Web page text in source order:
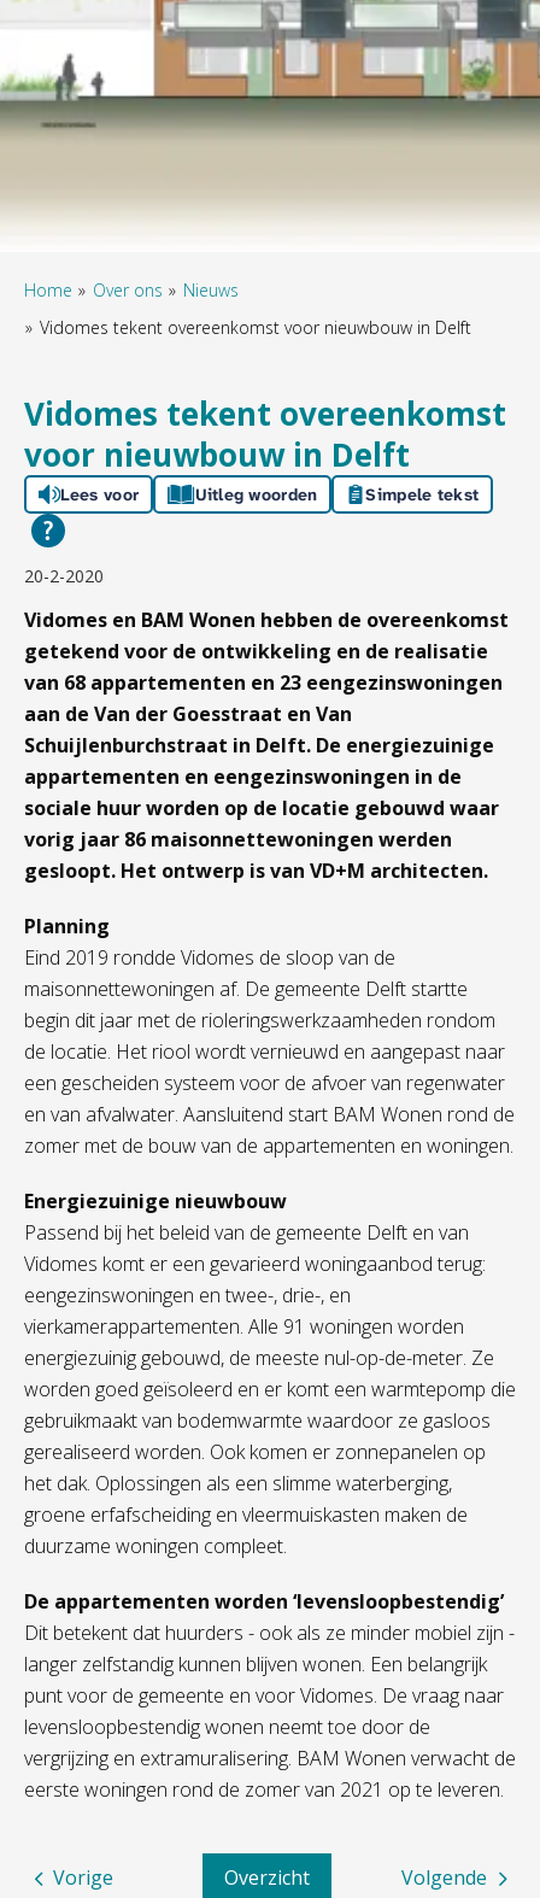
Home Over ons
Nieuws
Vidomes tekent overeenkomst voor nieuwbouw in Delft
Vidomes tekent overeenkomst
voor nieuwbouw in Delft
Lees voor Uitleg woorden Simpele tekst
20-2-2020
Vidomes en BAM Wonen hebben de overeenkomst
getekend voor de ontwikkeling en de realisatie
van 68 appartementen en 23 eengezinswoningen
aan de Van der Goesstraat en Van
Schuijlenburchstraat in Delft. De energiezuinige
appartementen en eengezinswoningen in de
sociale huur worden op de locatie gebouwd waar
vorig jaar 86 maisonnettewoningen werden
gesloopt. Het ontwerp is van VD+M architecten.
Planning
Eind 2019 rondde Vidomes de sloop van de
maisonnettewoningen af. De gemeente Delft startte
begin dit jaar met de rioleringswerkzaamheden rondom
de locatie. Het riool wordt vernieuwd en aangepast naar
een gescheiden systeem voor de afvoer van regenwater
en van afvalwater. Aansluitend start BAM Wonen rond de
zomer met de bouw van de appartementen en woningen.
Energiezuinige nieuwbouw
Passend bij het beleid van de gemeente Delft en van
Vidomes komt er een gevarieerd woningaanbod terug:
eengezinswoningen en twee-, drie-, en
vierkamerappartementen. Alle 91 woningen worden
energiezuinig gebouwd, de meeste nul-op-de-meter. Ze
worden goed geïsoleerd en er komt een warmtepomp die
gebruikmaakt van bodemwarmte waardoor ze gasloos
gerealiseerd worden. Ook komen er zonnepanelen op
het dak. Oplossingen als een slimme waterberging,
groene erfafscheiding en vleermuiskasten maken de
duurzame woningen compleet.
De appartementen worden ‘levensloopbestendig’
Dit betekent dat huurders - ook als ze minder mobiel zijn -
langer zelfstandig kunnen blijven wonen. Een belangrijk
punt voor de gemeente en voor Vidomes. De vraag naar
levensloopbestendig wonen neemt toe door de
vergrijzing en extramuralisering. BAM Wonen verwacht de
eerste woningen rond de zomer van 2021 op te leveren.
Volgende
Overzicht
Vorige